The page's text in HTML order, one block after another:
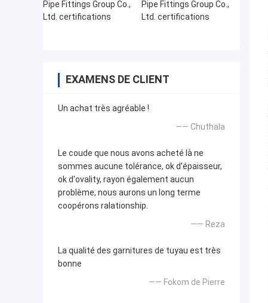
EXAMENS DE CLIENT
Un achat très agréable !
—— Chuthala
Le coude que nous avons acheté là ne
sommes aucune tolérance, ok d'épaisseur,
ok d'ovality, rayon également aucun
problème, nous aurons un long terme
coopérons ralationship.
—— Reza
La qualité des garnitures de tuyau est très
bonne
—— Fokom de Pierre